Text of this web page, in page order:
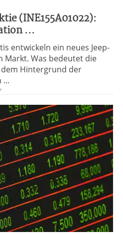
(INE155A01022):
...
entwickeln ein neues Jeep-
Markt. Was bedeutet die
Hintergrund der
...